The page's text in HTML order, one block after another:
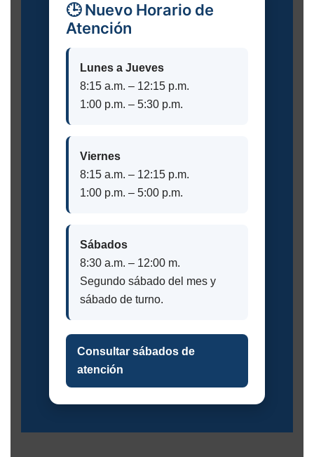
🕒 Nuevo Horario de
Atención
Lunes a Jueves
8:15 a.m. – 12:15 p.m.
1:00 p.m. – 5:30 p.m.
Viernes
8:15 a.m. – 12:15 p.m.
1:00 p.m. – 5:00 p.m.
Sábados
8:30 a.m. – 12:00 m.
Segundo sábado del mes y
sábado de turno.
Consultar sábados de
atención